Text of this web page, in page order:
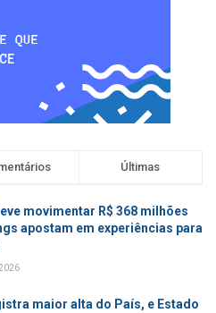
Últimas
movimentar R$ 368 milhões
apostam em experiências para
maior alta do País, e Estado